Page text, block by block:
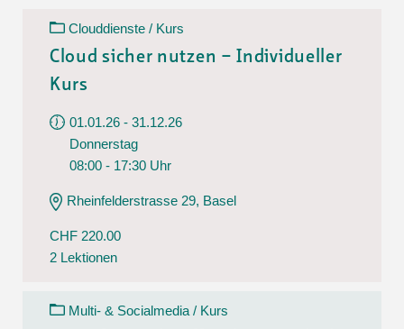
Clouddienste / Kurs
Cloud sicher nutzen – Individueller
Kurs
01.01.26 - 31.12.26
Donnerstag
08:00 - 17:30 Uhr
Rheinfelderstrasse 29, Basel
CHF 220.00
2 Lektionen
Multi- & Socialmedia / Kurs